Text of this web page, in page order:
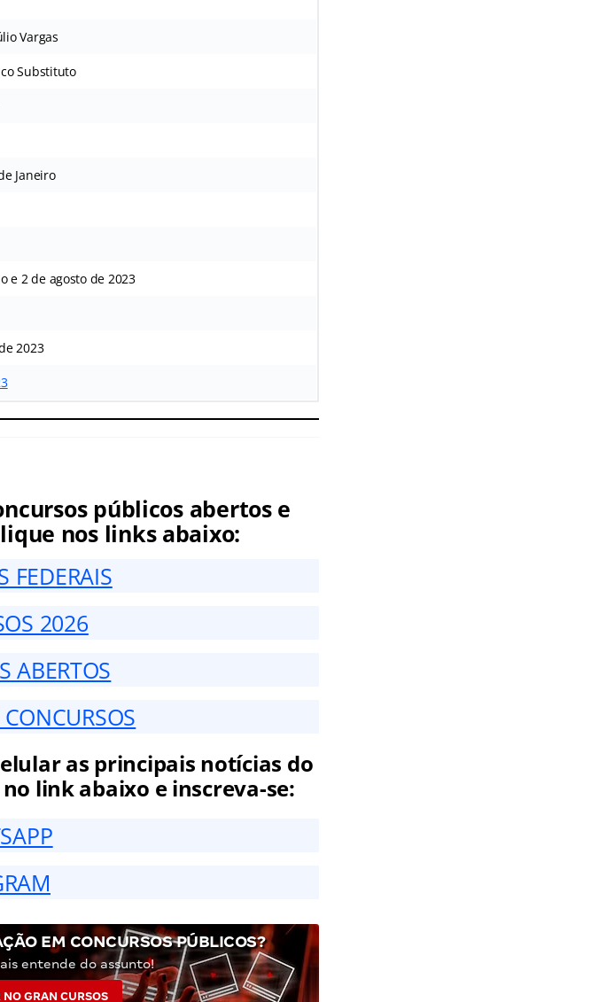
Vargas
Substituto
Janeiro
e 2 de agosto de 2023
2023
públicos abertos e
nos links abaixo:
FEDERAIS
2026
ABERTOS
as principais notícias do
link abaixo e inscreva-se:
EM CONCURSOS PÚBLICOS?
entende do assunto!
GRAN CURSOS